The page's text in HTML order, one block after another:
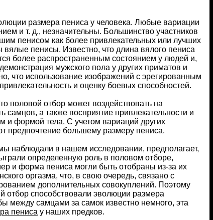
размера пениса у человека. Любые вариации
и т. д., незначительны. Большинство участников
пенисом как более привлекательных или лучших
пенисы. Известно, что длина вялого пениса
более распространенным состоянием у людей и,
мужского пола у других приматов и
что использование изображений с эрегированным
и оценку боевых способностей.
половой отбор может воздействовать на
самцов, а также восприятие привлекательности и
и формой тела. С учетом вариаций других
предпочтение большему размеру пениса.
наблюдали в нашем исследовании, предполагает,
определенную роль в половом отборе,
и форма пениса могли быть отобраны из-за их
оргазма, что, в свою очередь, связано с
дополнительных совокуплений. Поэтому
отбор способствовали эволюции размера
между самцами за самок известно немного, эта
пениса у наших предков.